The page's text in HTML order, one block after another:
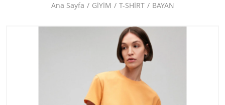
Ana Sayfa GİYİM T-SHİRT BAYAN